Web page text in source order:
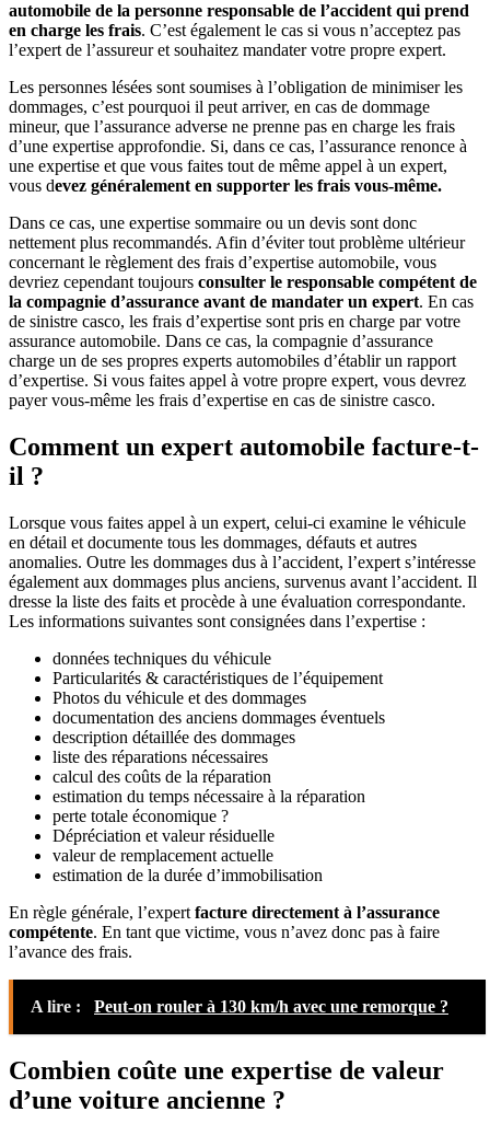
automobile de la personne responsable de l’accident qui prend
en charge les frais. C’est également le cas si vous n’acceptez pas
l’expert de l’assureur et souhaitez mandater votre propre expert.
Les personnes lésées sont soumises à l’obligation de minimiser les
dommages, c’est pourquoi il peut arriver, en cas de dommage
mineur, que l’assurance adverse ne prenne pas en charge les frais
d’une expertise approfondie. Si, dans ce cas, l’assurance renonce à
une expertise et que vous faites tout de même appel à un expert,
vous devez généralement en supporter les frais vous-même.
Dans ce cas, une expertise sommaire ou un devis sont donc
nettement plus recommandés. Afin d’éviter tout problème ultérieur
concernant le règlement des frais d’expertise automobile, vous
devriez cependant toujours consulter le responsable compétent de
la compagnie d’assurance avant de mandater un expert. En cas
de sinistre casco, les frais d’expertise sont pris en charge par votre
assurance automobile. Dans ce cas, la compagnie d’assurance
charge un de ses propres experts automobiles d’établir un rapport
d’expertise. Si vous faites appel à votre propre expert, vous devrez
payer vous-même les frais d’expertise en cas de sinistre casco.
Comment un expert automobile facture-t-
il ?
Lorsque vous faites appel à un expert, celui-ci examine le véhicule
en détail et documente tous les dommages, défauts et autres
anomalies. Outre les dommages dus à l’accident, l’expert s’intéresse
également aux dommages plus anciens, survenus avant l’accident. Il
dresse la liste des faits et procède à une évaluation correspondante.
Les informations suivantes sont consignées dans l’expertise :
données techniques du véhicule
Particularités & caractéristiques de l’équipement
Photos du véhicule et des dommages
documentation des anciens dommages éventuels
description détaillée des dommages
liste des réparations nécessaires
calcul des coûts de la réparation
estimation du temps nécessaire à la réparation
perte totale économique ?
Dépréciation et valeur résiduelle
valeur de remplacement actuelle
estimation de la durée d’immobilisation
En règle générale, l’expert facture directement à l’assurance
compétente. En tant que victime, vous n’avez donc pas à faire
l’avance des frais.
A lire : Peut-on rouler à 130 km/h avec une remorque ?
Combien coûte une expertise de valeur
d’une voiture ancienne ?